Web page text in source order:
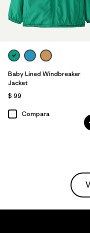
Baby Lined Windbreaker
Jacket
$ 99
Compara